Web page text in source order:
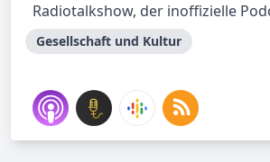
Radiotalkshow, der inoffizielle
Gesellschaft und Kultur